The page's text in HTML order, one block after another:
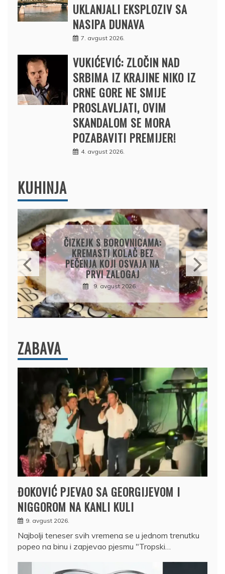
UKLANJALI EKSPLOZIV SA
NASIPA DUNAVA
7. avgust 2026.
VUKIĆEVIĆ: ZLOČIN NAD
SRBIMA IZ KRAJINE NIKO IZ
CRNE GORE NE SMIJE
PROSLAVLJATI, OVIM
SKANDALOM SE MORA
POZABAVITI PREMIJER!
4. avgust 2026.
KUHINJA
KOLAČ S LIMUNOM I
SIROM: RECEPT ZA
KREMASTU POSLASTICU
KOJA SE TOPI U USTIMA
9. avgust 2026.
ZABAVA
ĐOKOVIĆ PJEVAO SA GEORGIJEVOM I
NIGGOROM NA KANLI KULI
9. avgust 2026.
Najbolji teneser svih vremena se u jednom trenutku
popeo na binu i zapjevao pjesmu "Tropski…